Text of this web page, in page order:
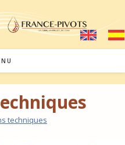
techniques